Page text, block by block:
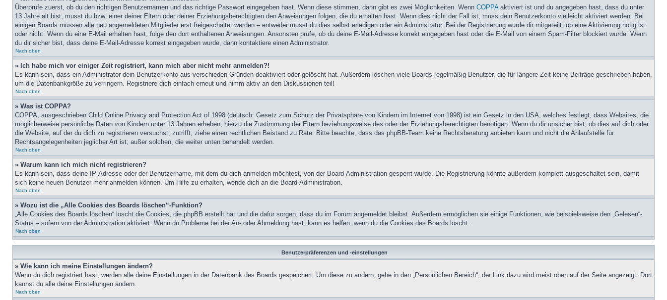
Überprüfe zuerst, ob du den richtigen Benutzernamen und das richtige Passwort eingegeben hast. Wenn diese stimmen, dann gibt es zwei Möglichkeiten. Wenn COPPAaktiviert ist und du angegeben hast, dass du unter
13 Jahre alt bist, musst du bzw. einer deiner Eltern oder deiner Erziehungsberechtigten den Anweisungen folgen, die du erhalten hast. Wenn dies nicht der Fall ist, muss dein Benutzerkonto vielleicht aktiviert werden. Bei
einigen Boards müssen alle neu angemeldeten Mitglieder erst freigeschaltet werden – entweder musst du dies selbst erledigen oder ein Administrator. Bei der Registrierung wurde dir mitgeteilt, ob eine Aktivierung nötig ist
oder nicht. Wenn du eine E-Mail erhalten hast, folge den dort enthaltenen Anweisungen. Ansonsten prüfe, ob du deine E-Mail-Adresse korrekt eingegeben hast oder die E-Mail von einem Spam-Filter blockiert wurde. Wenn
du dir sicher bist, dass deine E-Mail-Adresse korrekt eingegeben wurde, dann kontaktiere einen Administrator.
Nach oben
» Ich habe mich vor einiger Zeit registriert, kann mich aber nicht mehr anmelden?!
Es kann sein, dass ein Administrator dein Benutzerkonto aus verschieden Gründen deaktiviert oder gelöscht hat. Außerdem löschen viele Boards regelmäßig Benutzer, die für längere Zeit keine Beiträge geschrieben haben,
um die Datenbankgröße zu verringern. Registriere dich einfach erneut und nimm aktiv an den Diskussionen teil!
Nach oben
» Was ist COPPA?
COPPA, ausgeschrieben Child Online Privacy and Protection Act of 1998 (deutsch: Gesetz zum Schutz der Privatsphäre von Kindern im Internet von 1998) ist ein Gesetz in den USA, welches festlegt, dass Websites, die
möglicherweise persönliche Daten von Kindern unter 13 Jahren erheben, hierzu die Zustimmung der Eltern beziehungsweise des oder der Erziehungsberechtigten benötigen. Wenn du dir unsicher bist, ob dies auf dich oder
die Website, auf der du dich zu registrieren versuchst, zutrifft, ziehe einen rechtlichen Beistand zu Rate. Bitte beachte, dass das phpBB-Team keine Rechtsberatung anbieten kann und nicht die Anlaufstelle für
Rechtsangelegenheiten jeglicher Art ist; außer solchen, die weiter unten behandelt werden.
Nach oben
» Warum kann ich mich nicht registrieren?
Es kann sein, dass deine IP-Adresse oder der Benutzername, mit dem du dich anmelden möchtest, von der Board-Administration gesperrt wurde. Die Registrierung könnte außerdem komplett ausgeschaltet sein, damit
sich keine neuen Benutzer mehr anmelden können. Um Hilfe zu erhalten, wende dich an die Board-Administration.
Nach oben
» Wozu ist die „Alle Cookies des Boards löschen“-Funktion?
„Alle Cookies des Boards löschen“ löscht die Cookies, die phpBB erstellt hat und die dafür sorgen, dass du im Forum angemeldet bleibst. Außerdem ermöglichen sie einige Funktionen, wie beispielsweise den „Gelesen“-
Status – sofern von der Administration aktiviert. Wenn du Probleme bei der An- oder Abmeldung hast, kann es helfen, wenn du die Cookies des Boards löscht.
Nach oben
Benutzerpräferenzen und -einstellungen
» Wie kann ich meine Einstellungen ändern?
Wenn du dich registriert hast, werden alle deine Einstellungen in der Datenbank des Boards gespeichert. Um diese zu ändern, gehe in den „Persönlichen Bereich“; der Link dazu wird meist oben auf der Seite angezeigt. Dort
kannst du alle deine Einstellungen ändern.
Nach oben